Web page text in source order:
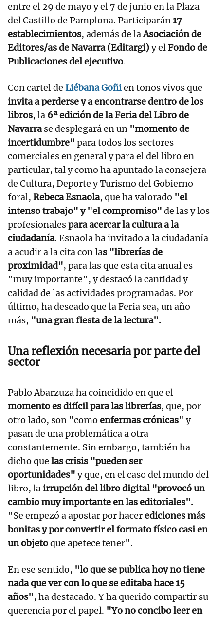
entre el 29 de mayo y el 7 de junio en la Plaza
del Castillo de Pamplona. Participarán17
establecimientos, además de laAsociación de
Editores/as de Navarra (Editargi)y elFondo de
Publicaciones del ejecutivo.
Con cartel de Liébana Goñien tonos vivos que
invita a perderse y a encontrarse dentro de los
libros, la 6ª edición de la Feria del Libro de
Navarrase desplegará en un "momento de
incertidumbre" para todos los sectores
comerciales en general y para el del libro en
particular, tal y como ha apuntado la consejera
de Cultura, Deporte y Turismo del Gobierno
foral, Rebeca Esnaola, que ha valorado "el
intenso trabajo" y "el compromiso" de las y los
profesionalespara acercar la cultura a la
ciudadanía. Esnaola ha invitado a la ciudadanía
a acudir a la cita con las "librerías de
proximidad", para las que esta cita anual es
"muy importante", y destacó la cantidad y
calidad de las actividades programadas. Por
último, ha deseado que la Feria sea, un año
más, "una gran fiesta de la lectura".
Una reflexión necesaria por parte del
sector
Pablo Abarzuza ha coincidido en que el
momento es difícil para las librerías, que, por
otro lado, son "como enfermas crónicas" y
pasan de una problemática a otra
constantemente. Sin embargo, también ha
dicho que las crisis "pueden ser
oportunidades" y que, en el caso del mundo del
libro, lairrupción del libro digital "provocó un
cambio muy importante en las editoriales".
"Se empezó a apostar por hacerediciones más
bonitas y por convertir el formato físico casi en
un objetoque apetece tener".
En ese sentido, "lo que se publica hoy no tiene
nada que ver con lo que se editaba hace 15
años", ha destacado. Y ha querido compartir su
querencia por el papel. "Yo no concibo leer en